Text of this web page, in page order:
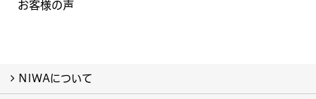
お客様の声
NIWAについて